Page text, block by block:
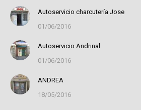
Autoservicio charcutería Jose
01/06/2016
Autoservicio Andrinal
01/06/2016
ANDREA
18/05/2016